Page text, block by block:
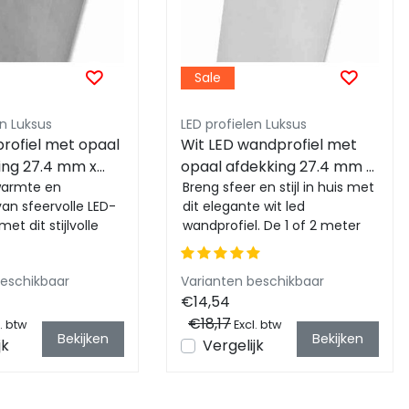
Luksus
met opaal
27.4 mm x
en
sfeervolle LED-
dit stijlvolle
btw
Bekijken
Sale
LED profielen Luksus
Wit LED wandprofiel met
opaal afdekking 27.4 mm x
58.4 mm - W13WIT
Breng sfeer en stijl in huis met
dit elegante wit led
wandprofiel. De 1 of 2 meter
lengte en opaal afdekking
verspreiden...
Varianten beschikbaar
€14,54
€18,17Excl. btw
Vergelijk Bekijken